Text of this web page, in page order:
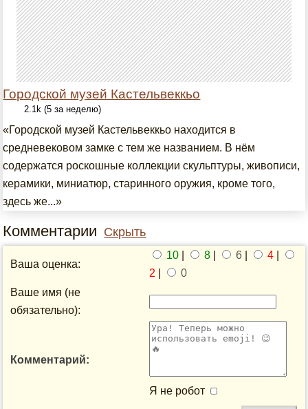
Городской музей Кастельвеккьо
2.1k (5 за неделю)
«Городской музей Кастельвеккьо находится в
средневековом замке с тем же названием. В нём
содержатся роскошные коллекции скульптуры, живописи,
керамики, миниатюр, старинного оружия, кроме того,
здесь же...»
Комментарии Скрыть
Ваша оценка:
10 8 6 4
2
0
Ваше имя (не
обязательно):
Комментарий:
Я не робот